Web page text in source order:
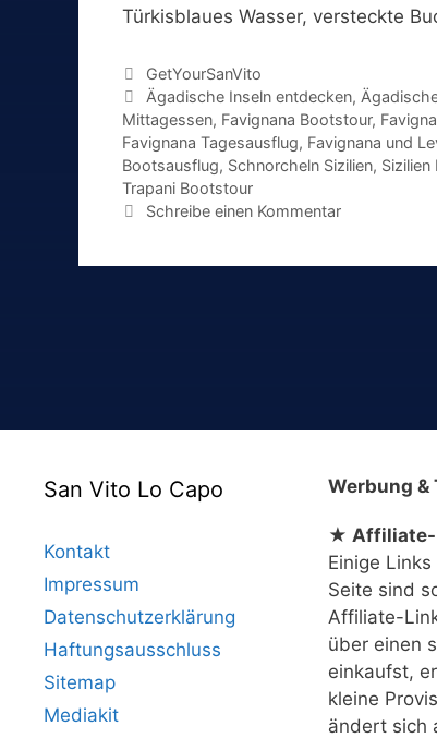
Türkisblaues Wasser, versteckte
Kategorien
GetYourSanVito
Schlagwörter
Ägadische Inseln entdecken,
Mittagessen, Favignana Bootstour,
Favignana Tagesausflug, Favignana und
Bootsausflug, Schnorcheln Sizilien,
Trapani Bootstour
Schreibe einen Kommentar
San Vito Lo Capo
Kontakt
Impressum
Datenschutzerklärung
Haftungsausschluss
Sitemap
Mediakit
Werbung &
★ Affiliate-
Einige
Seite sind
Affiliate-
über einen
einkaufst,
kleine
ändert sich